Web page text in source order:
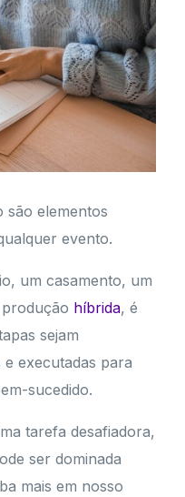
são elementos
evento.
um casamento, um
híbrida, é
sejam
e executadas para
sucedido.
tarefa desafiadora,
ser dominada
mais em nosso